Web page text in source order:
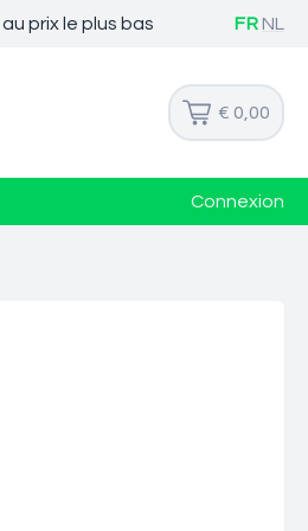
au prix le plus bas FR NL
€ 0,00
Connexion